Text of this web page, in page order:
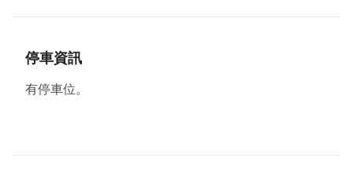
停車資訊
有停車位。